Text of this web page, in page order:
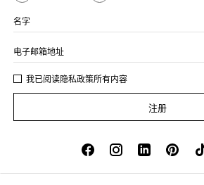
名字
电子邮箱地址
我已阅读隐私政策所有内容
注册